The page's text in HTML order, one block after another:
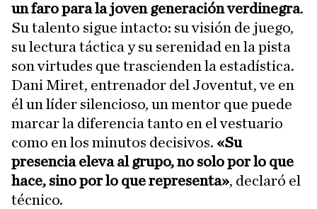
un faro para la joven generación verdinegra.
Su talento sigue intacto: su visión de juego,
su lectura táctica y su serenidad en la pista
son virtudes que trascienden la estadística.
Dani Miret, entrenador del Joventut, ve en
él un líder silencioso, un mentor que puede
marcar la diferencia tanto en el vestuario
como en los minutos decisivos. «Su
presencia eleva al grupo, no solo por lo que
hace, sino por lo que representa», declaró el
técnico.